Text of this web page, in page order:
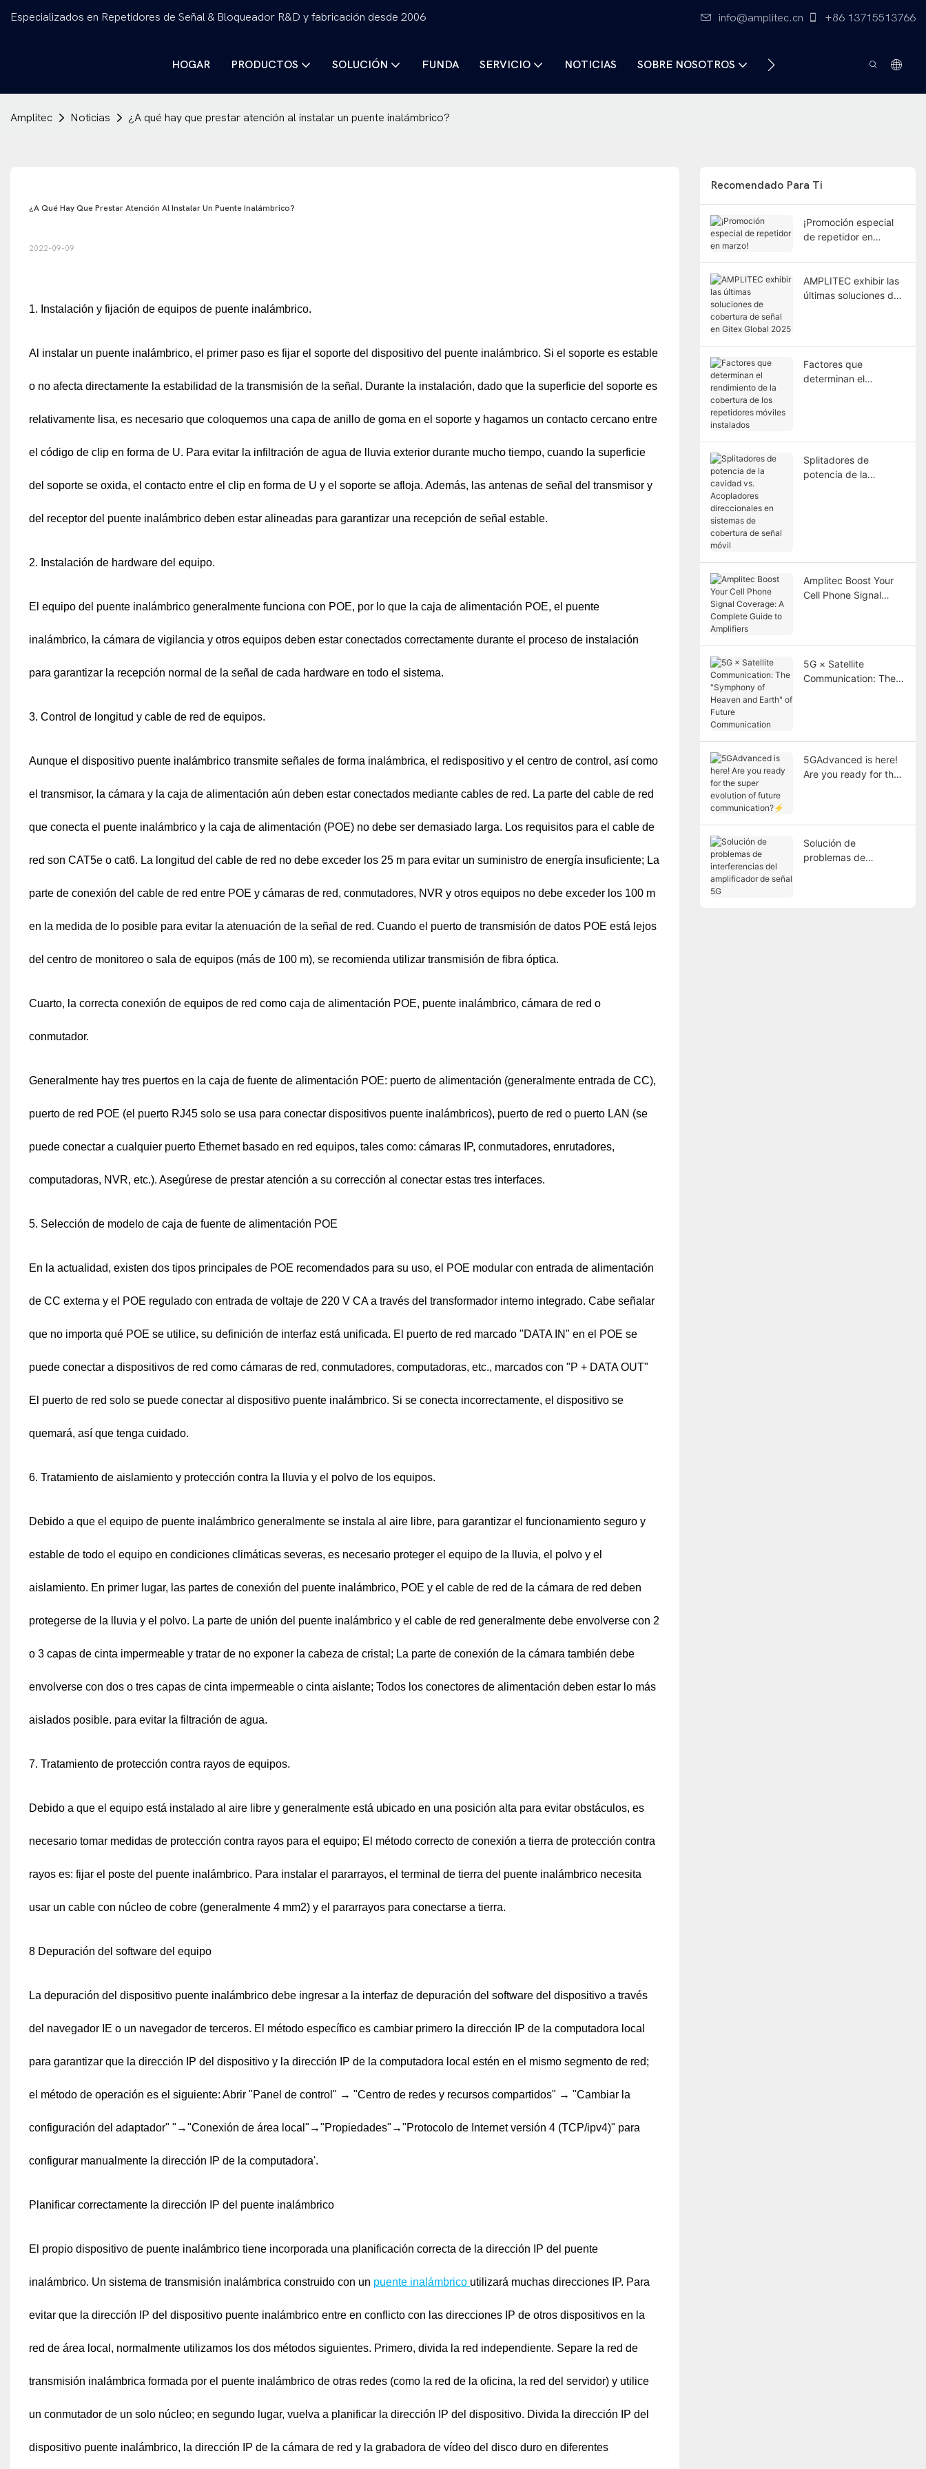
Especializados en Repetidores de Señal & Bloqueador R&D y fabricación desde 2006 info@amplitec.cn +86 13715513766
HOGAR PRODUCTOS SOLUCIÓN FUNDA SERVICIO NOTICIAS SOBRE NOSOTROS CONTÁCTENOS
Amplitec Noticias ¿A qué hay que prestar atención al instalar un puente inalámbrico?
¿A Qué Hay Que Prestar Atención Al Instalar Un Puente Inalámbrico?
2022-09-09
1. Instalación y fijación de equipos de puente inalámbrico.
Al instalar un puente inalámbrico, el primer paso es fijar el soporte del dispositivo del puente inalámbrico. Si el soporte es estable
o no afecta directamente la estabilidad de la transmisión de la señal. Durante la instalación, dado que la superficie del soporte es
relativamente lisa, es necesario que coloquemos una capa de anillo de goma en el soporte y hagamos un contacto cercano entre
el código de clip en forma de U. Para evitar la infiltración de agua de lluvia exterior durante mucho tiempo, cuando la superficie
del soporte se oxida, el contacto entre el clip en forma de U y el soporte se afloja. Además, las antenas de señal del transmisor y
del receptor del puente inalámbrico deben estar alineadas para garantizar una recepción de señal estable.
2. Instalación de hardware del equipo.
El equipo del puente inalámbrico generalmente funciona con POE, por lo que la caja de alimentación POE, el puente
inalámbrico, la cámara de vigilancia y otros equipos deben estar conectados correctamente durante el proceso de instalación
para garantizar la recepción normal de la señal de cada hardware en todo el sistema.
3. Control de longitud y cable de red de equipos.
Aunque el dispositivo puente inalámbrico transmite señales de forma inalámbrica, el redispositivo y el centro de control, así como
el transmisor, la cámara y la caja de alimentación aún deben estar conectados mediante cables de red. La parte del cable de red
que conecta el puente inalámbrico y la caja de alimentación (POE) no debe ser demasiado larga. Los requisitos para el cable de
red son CAT5e o cat6. La longitud del cable de red no debe exceder los 25 m para evitar un suministro de energía insuficiente; La
parte de conexión del cable de red entre POE y cámaras de red, conmutadores, NVR y otros equipos no debe exceder los 100 m
en la medida de lo posible para evitar la atenuación de la señal de red. Cuando el puerto de transmisión de datos POE está lejos
del centro de monitoreo o sala de equipos (más de 100 m), se recomienda utilizar transmisión de fibra óptica.
Cuarto, la correcta conexión de equipos de red como caja de alimentación POE, puente inalámbrico, cámara de red o
conmutador.
Generalmente hay tres puertos en la caja de fuente de alimentación POE: puerto de alimentación (generalmente entrada de CC),
puerto de red POE (el puerto RJ45 solo se usa para conectar dispositivos puente inalámbricos), puerto de red o puerto LAN (se
puede conectar a cualquier puerto Ethernet basado en red equipos, tales como: cámaras IP, conmutadores, enrutadores,
computadoras, NVR, etc.). Asegúrese de prestar atención a su corrección al conectar estas tres interfaces.
5. Selección de modelo de caja de fuente de alimentación POE
En la actualidad, existen dos tipos principales de POE recomendados para su uso, el POE modular con entrada de alimentación
de CC externa y el POE regulado con entrada de voltaje de 220 V CA a través del transformador interno integrado. Cabe señalar
que no importa qué POE se utilice, su definición de interfaz está unificada. El puerto de red marcado "DATA IN" en el POE se
puede conectar a dispositivos de red como cámaras de red, conmutadores, computadoras, etc., marcados con "P + DATA OUT"
El puerto de red solo se puede conectar al dispositivo puente inalámbrico. Si se conecta incorrectamente, el dispositivo se
quemará, así que tenga cuidado.
6. Tratamiento de aislamiento y protección contra la lluvia y el polvo de los equipos.
Debido a que el equipo de puente inalámbrico generalmente se instala al aire libre, para garantizar el funcionamiento seguro y
estable de todo el equipo en condiciones climáticas severas, es necesario proteger el equipo de la lluvia, el polvo y el
aislamiento. En primer lugar, las partes de conexión del puente inalámbrico, POE y el cable de red de la cámara de red deben
protegerse de la lluvia y el polvo. La parte de unión del puente inalámbrico y el cable de red generalmente debe envolverse con 2
o 3 capas de cinta impermeable y tratar de no exponer la cabeza de cristal; La parte de conexión de la cámara también debe
envolverse con dos o tres capas de cinta impermeable o cinta aislante; Todos los conectores de alimentación deben estar lo más
aislados posible. para evitar la filtración de agua.
7. Tratamiento de protección contra rayos de equipos.
Debido a que el equipo está instalado al aire libre y generalmente está ubicado en una posición alta para evitar obstáculos, es
necesario tomar medidas de protección contra rayos para el equipo; El método correcto de conexión a tierra de protección contra
rayos es: fijar el poste del puente inalámbrico. Para instalar el pararrayos, el terminal de tierra del puente inalámbrico necesita
usar un cable con núcleo de cobre (generalmente 4 mm2) y el pararrayos para conectarse a tierra.
8 Depuración del software del equipo
La depuración del dispositivo puente inalámbrico debe ingresar a la interfaz de depuración del software del dispositivo a través
del navegador IE o un navegador de terceros. El método específico es cambiar primero la dirección IP de la computadora local
para garantizar que la dirección IP del dispositivo y la dirección IP de la computadora local estén en el mismo segmento de red;
el método de operación es el siguiente: Abrir "Panel de control" → "Centro de redes y recursos compartidos" → "Cambiar la
configuración del adaptador" "→"Conexión de área local"→"Propiedades"→"Protocolo de Internet versión 4 (TCP/ipv4)" para
configurar manualmente la dirección IP de la computadora'.
Planificar correctamente la dirección IP del puente inalámbrico
El propio dispositivo de puente inalámbrico tiene incorporada una planificación correcta de la dirección IP del puente
inalámbrico. Un sistema de transmisión inalámbrica construido con un puente inalámbrico utilizará muchas direcciones IP. Para
evitar que la dirección IP del dispositivo puente inalámbrico entre en conflicto con las direcciones IP de otros dispositivos en la
red de área local, normalmente utilizamos los dos métodos siguientes. Primero, divida la red independiente. Separe la red de
transmisión inalámbrica formada por el puente inalámbrico de otras redes (como la red de la oficina, la red del servidor) y utilice
un conmutador de un solo núcleo; en segundo lugar, vuelva a planificar la dirección IP del dispositivo. Divida la dirección IP del
dispositivo puente inalámbrico, la dirección IP de la cámara de red y la grabadora de vídeo del disco duro en diferentes
Recomendado Para Ti
¡Promoción especial
de repetidor en
AMPLITEC exhibir las
últimas soluciones de
Factores que
determinan el
Splitadores de
potencia de la
Amplitec Boost Your
Cell Phone Signal
5G × Satellite
Communication: The
5GAdvanced is here!
Are you ready for the
Solución de
problemas de